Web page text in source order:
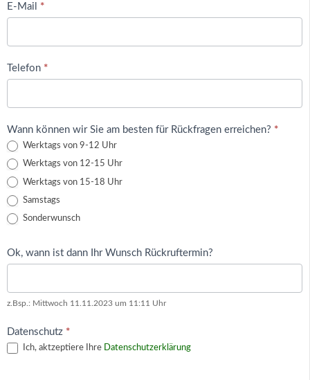
E-Mail *
Telefon *
Wann können wir Sie am besten für Rückfragen erreichen? *
Werktags von 9-12 Uhr
Werktags von 12-15 Uhr
Werktags von 15-18 Uhr
Samstags
Sonderwunsch
Ok, wann ist dann Ihr Wunsch Rückruftermin?
z.Bsp.: Mittwoch 11.11.2023 um 11:11 Uhr
Datenschutz *
Ich, aktzeptiere Ihre Datenschutzerklärung